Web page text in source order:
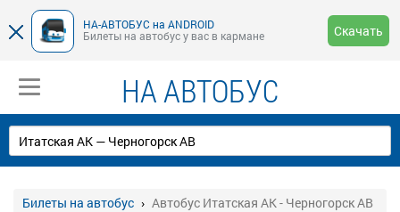
НА-АВТОБУС на ANDROID
Билеты на автобус у вас в кармане
Скачать
НА АВТОБУС
Билеты на автобус Автобус Итатская АК - Черногорск АВ